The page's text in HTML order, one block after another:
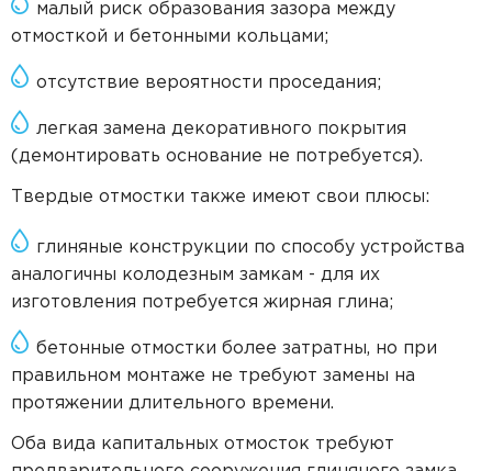
малый риск образования зазора между
отмосткой и бетонными кольцами;
отсутствие вероятности проседания;
легкая замена декоративного покрытия
(демонтировать основание не потребуется).
Твердые отмостки также имеют свои плюсы:
глиняные конструкции по способу устройства
аналогичны колодезным замкам - для их
изготовления потребуется жирная глина;
бетонные отмостки более затратны, но при
правильном монтаже не требуют замены на
протяжении длительного времени.
Оба вида капитальных отмосток требуют